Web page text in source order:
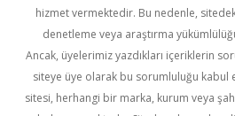
hizmet vermektedir. Bu nedenle,
denetleme veya araştırma
Ancak, üyelerimiz yazdıkları içeriklerin
siteye üye olarak bu sorumluluğu kabul
sitesi, herhangi bir marka, kurum veya